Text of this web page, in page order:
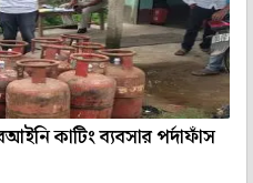
কাটিং ব্যবসার পর্দাফাঁস